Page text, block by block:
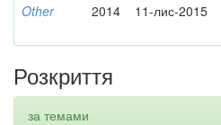
Other 2014 11-лис-2015
Розкриття
за темами